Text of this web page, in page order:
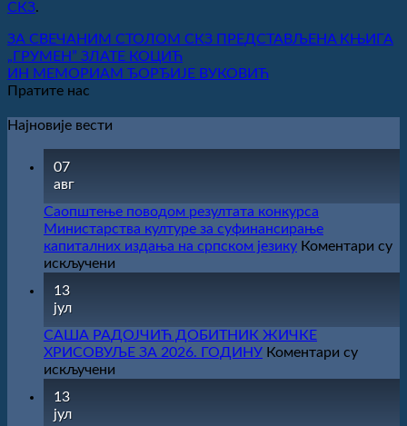
СКЗ.
ЗА СВЕЧАНИМ СТОЛОМ СКЗ ПРЕДСТАВЉЕНA КЊИГА
„ГРУМЕНˮ ЗЛАТЕ КОЦИЋ
ИН МЕМОРИАМ ЂОРЂИЈЕ ВУКОВИЋ
Пратите нас
Најновије вести
07
авг
Саопштење поводом резултата конкурса
Министарства културе за суфинансирање
капиталних издања на српском језику Коментари су
искључени
конкурса
Министарства
за
13
јул
САША РАДОЈЧИЋ ДОБИТНИК ЖИЧКЕ
ХРИСОВУЉЕ ЗА 2026. ГОДИНУ Коментари су
искључени
13
јул